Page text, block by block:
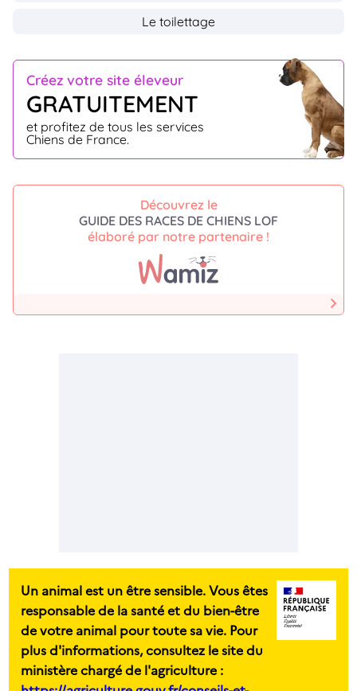
Créez votre site éleveur
GRATUITEMENT
et profitez de tous les services
Chiens de France.
Découvrez le
GUIDE DES RACES DE CHIENS LOF
élaboré par notre partenaire !
Le toilettage
Un animal est un être sensible. Vous êtes
responsable de la santé et du bien-être
de votre animal pour toute sa vie. Pour
plus d'informations, consultez le site du
ministère chargé de l'agriculture :